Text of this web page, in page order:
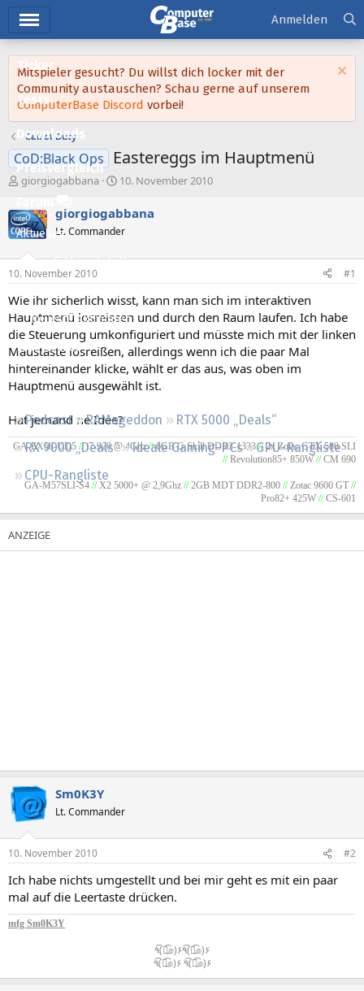
Ticker
Tests
Downloads
Preisvergleich
Forum
Aktuelles
Empfohlene Inhalte
Neueste Aktivitäten
Leserartikel
Regeln
Podcast RAMageddon
RTX 5000 „Deals“
RX 9000 „Deals“
Ideale Gaming-PCs
GPU-Rangliste
CPU-Rangliste
Anmelden
Mitspieler gesucht? Du willst dich locker mit der
Community austauschen? Schau gerne auf unserem
ComputerBase Discord vorbei!
Call of Duty
CoD:Black Ops Eastereggs im Hauptmenü
E
r
s
t
e
e
r
giorgiogabbana
E
s
e
t
a
10. November 2010
giorgiogabbana
Lt. Commander
10. November 2010 #1
Wie ihr sicherlich wisst, kann man sich im interaktiven
Hauptmenü losreissen und durch den Raum laufen. Ich habe
die Steuerung umkonfiguriert und müsste mich mit der linken
Maustaste losreißen, allerdings wenn ich die paar Mal
hintereinander klicke, wählt er das aus, was oben im
Hauptmenü ausgewählt ist.
Hat jemand ne Idee?
GA-EX58-UD5 //i7-920 @ 4Ghz//6GB G.Skill DDR3-1333//2x Zotac GTX 580 SLI
//Revolution85+ 850W//CM 690
GA-M57SLI-S4 //X2 5000+ @ 2,9Ghz //2GB MDT DDR2-800 //Zotac 9600 GT //
Pro82+ 425W //CS-601
Sm0K3Y
Lt. Commander
10. November 2010 #2
Ich habe nichts umgestellt und bei mir geht es mit ein paar
mal auf die Leertaste drücken.
mfg Sm0K3Y
٩(͡๏̯͡๏)۶٩(͡๏̯͡๏)۶
٩(͡๏̯͡๏)۶ ٩(͡๏̯͡๏)۶​